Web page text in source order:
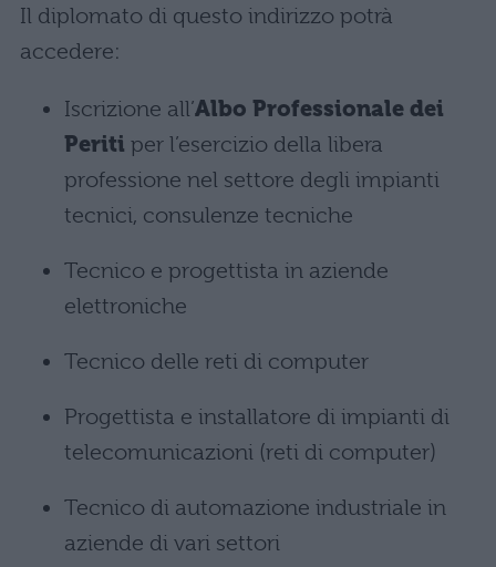
Il diplomato di questo indirizzo potrà
accedere:
Iscrizione all’Albo Professionale dei
Periti per l’esercizio della libera
professione nel settore degli impianti
tecnici, consulenze tecniche
Tecnico e progettista in aziende
elettroniche
Tecnico delle reti di computer
Progettista e installatore di impianti di
telecomunicazioni (reti di computer)
Tecnico di automazione industriale in
aziende di vari settori